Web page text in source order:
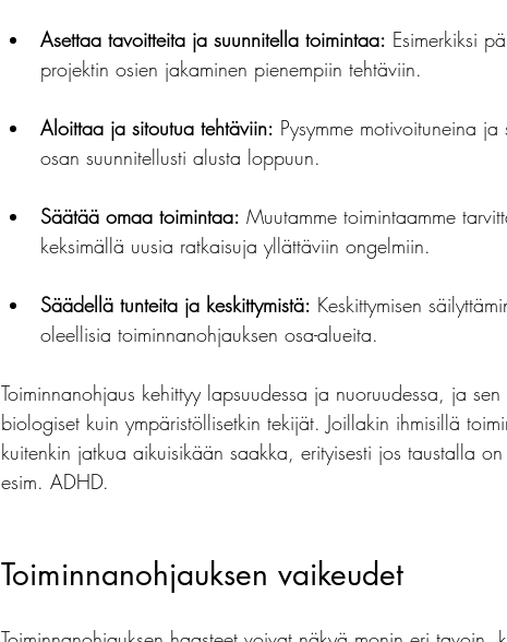
Asettaa tavoitteita ja suunnitella toimintaa: Esimerkiksi
projektin osien jakaminen pienempiin tehtäviin.
Aloittaa ja sitoutua tehtäviin: Pysymme motivoituneina
osan suunnitellusti alusta loppuun.
Säätää omaa toimintaa: Muutamme toimintaamme
keksimällä uusia ratkaisuja yllättäviin ongelmiin.
Säädellä tunteita ja keskittymistä: Keskittymisen
oleellisia toiminnanohjauksen osa-alueita.
Toiminnanohjaus kehittyy lapsuudessa ja nuoruudessa, ja
biologiset kuin ympäristöllisetkin tekijät. Joillakin ihmisillä
kuitenkin jatkua aikuisikään saakka, erityisesti jos taustalla
esim. ADHD.
Toiminnanohjauksen vaikeudet